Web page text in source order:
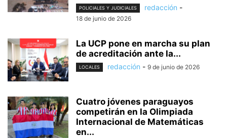
POLICIALES Y JUDICIALES redacción -
18 de junio de 2026
La UCP pone en marcha su plan
de acreditación ante la...
LOCALES redacción - 9 de junio de 2026
Cuatro jóvenes paraguayos
competirán en la Olimpiada
Internacional de Matemáticas
en...